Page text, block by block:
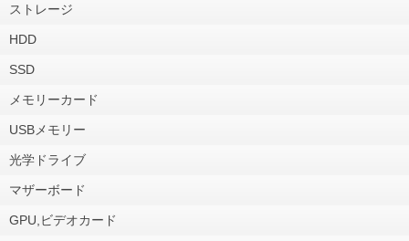
ストレージ
HDD
SSD
メモリーカード
USBメモリー
光学ドライブ
マザーボード
GPU,ビデオカード